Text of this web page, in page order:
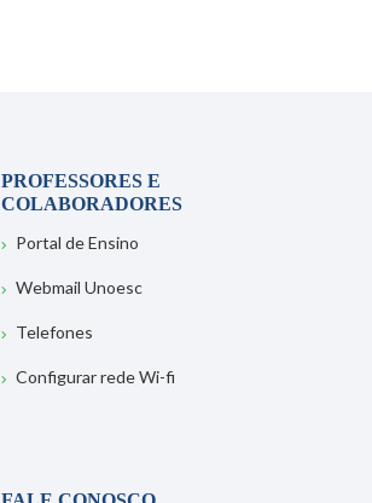
PROFESSORES E
COLABORADORES
Portal de Ensino
Webmail Unoesc
Telefones
Configurar rede Wi-fi